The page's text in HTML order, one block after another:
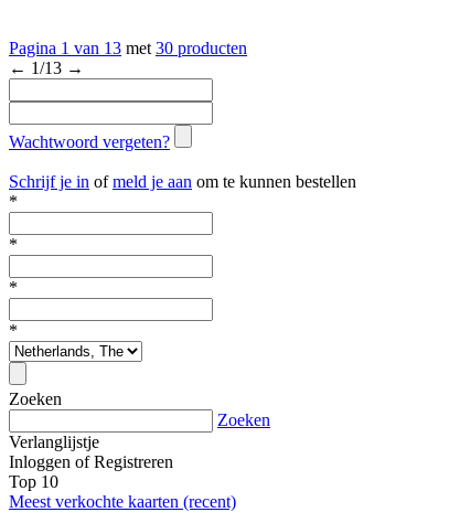
Pagina 1 van 13 met 30 producten
← 1/13 →
Wachtwoord vergeten?
Schrijf je in ofmeld je aan om te kunnen bestellen
*
*
*
*
Zoeken
Zoeken
Verlanglijstje
Inloggen ofRegistreren
Top 10
Meest verkochte kaarten (recent)